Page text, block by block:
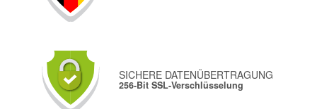
SICHERE DATENÜBERTRAGUNG
256-Bit SSL-Verschlüsselung